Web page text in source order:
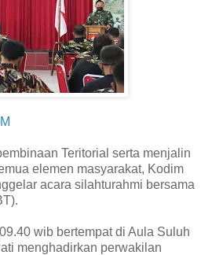
Teritorial serta menjalin
elemen masyarakat, Kodim
acara silahturahmi bersama
wib bertempat di Aula Suluh
menghadirkan perwakilan